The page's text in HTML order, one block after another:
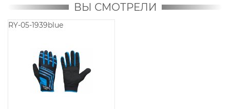
ВЫ СМОТРЕЛИ
RY-05-1939blue